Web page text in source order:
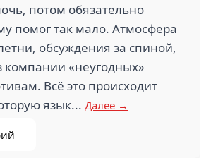
потом обязательно
помог так мало. Атмосфера
обсуждения за спиной,
«неугодных»
Всё это происходит
язык... Далее →